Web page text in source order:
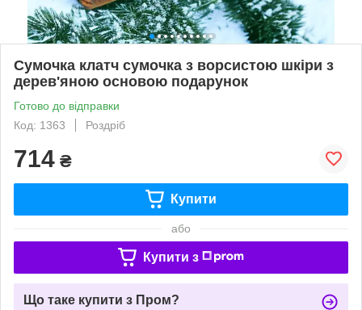
Сумочка клатч сумочка з ворсистою шкіри з
дерев'яною основою подарунок
Готово до відправки
Код: 1363
Роздріб
714 ₴
Купити
або
Купити з
Що таке купити з Пром?